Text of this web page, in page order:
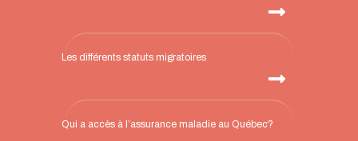
Les différents statuts migratoires
Qui a accès à l’assurance maladie au Québec?